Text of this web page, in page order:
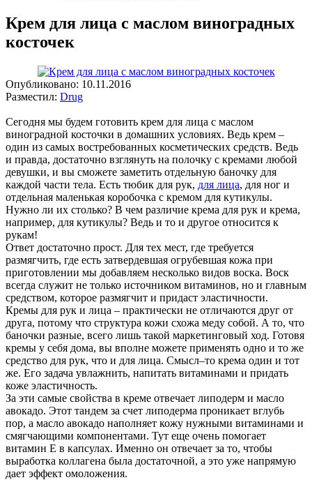
Крем для лица с маслом виноградных
косточек
Опубликовано: 10.11.2016
Разместил: Drug
Сегодня мы будем готовить крем для лица с маслом
виноградной косточки в домашних условиях. Ведь крем –
один из самых востребованных косметических средств. Ведь
и правда, достаточно взглянуть на полочку с кремами любой
девушки, и вы сможете заметить отдельную баночку для
каждой части тела. Есть тюбик для рук, для лица, для ног и
отдельная маленькая коробочка с кремом для кутикулы.
Нужно ли их столько? В чем различие крема для рук и крема,
например, для кутикулы? Ведь и то и другое относится к
рукам!
Ответ достаточно прост. Для тех мест, где требуется
размягчить, где есть затвердевшая огрубевшая кожа при
приготовлении мы добавляем несколько видов воска. Воск
всегда служит не только источником витаминов, но и главным
средством, которое размягчит и придаст эластичности.
Кремы для рук и лица – практически не отличаются друг от
друга, потому что структура кожи схожа меду собой. А то, что
баночки разные, всего лишь такой маркетинговый ход. Готовя
кремы у себя дома, вы вполне можете применять одно и то же
средство для рук, что и для лица. Смысл–то крема один и тот
же. Его задача увлажнить, напитать витаминами и придать
коже эластичность.
За эти самые свойства в креме отвечает липодерм и масло
авокадо. Этот тандем за счет липодерма проникает вглубь
пор, а масло авокадо наполняет кожу нужными витаминами и
смягчающими компонентами. Тут еще очень помогает
витамин Е в капсулах. Именно он отвечает за то, чтобы
выработка коллагена была достаточной, а это уже напрямую
дает эффект омоложения.